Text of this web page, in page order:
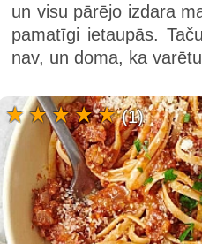
un visu pārējo izdara
pamatīgi ietaupās.
nav, un doma, ka
(1)